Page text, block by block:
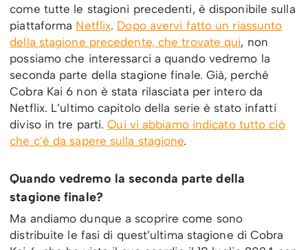
come tutte le stagioni precedenti, è disponibile sulla
piattaforma Netflix. Dopo avervi fatto un riassunto
della stagione precedente, che trovate qui, non
possiamo che interessarci a quando vedremo la
seconda parte della stagione finale. Già, perché
Cobra Kai 6 non è stata rilasciata per intero da
Netflix. L’ultimo capitolo della serie è stato infatti
diviso in tre parti.Qui vi abbiamo indicato tutto ciò
che c’è da sapere sulla stagione.
Quando vedremo la seconda parte della
stagione finale?
Ma andiamo dunque a scoprire come sono
distribuite le fasi di quest’ultima stagione di Cobra